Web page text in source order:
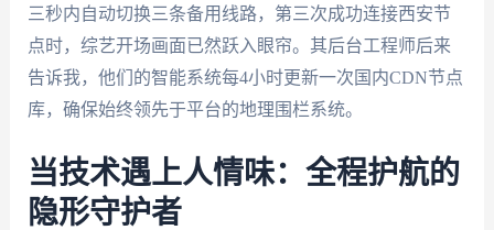
三秒内自动切换三条备用线路，第三次成功连接西安节
点时，综艺开场画面已然跃入眼帘。其后台工程师后来
告诉我，他们的智能系统每4小时更新一次国内CDN节点
库，确保始终领先于平台的地理围栏系统。
当技术遇上人情味：全程护航的
隐形守护者